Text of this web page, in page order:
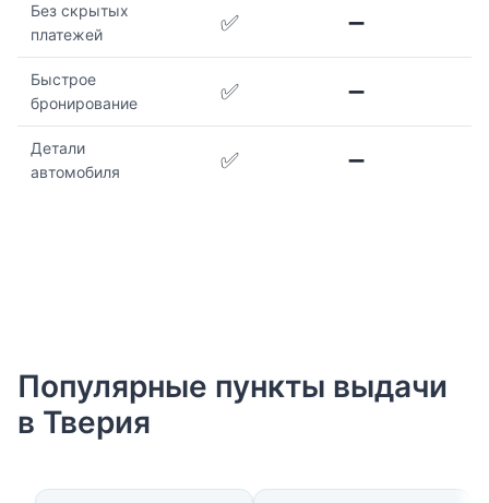
Без скрытых
платежей
✅ ➖
Быстрое
бронирование
✅ ➖
Детали
автомобиля
✅ ➖
Популярные пункты выдачи
в Тверия